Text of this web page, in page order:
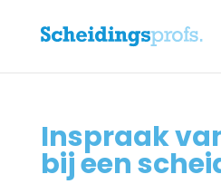
Inspraak
bij een